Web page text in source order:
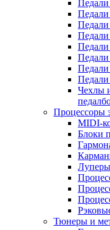
Педали
Педали
Педали
Педали
Педали
Чехлы
Процессоры
MIDI-
Блоки
Луперы
Тюнеры и